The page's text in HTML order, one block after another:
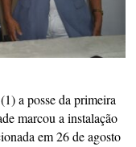
a posse da primeira
marcou a instalação
em 26 de agosto